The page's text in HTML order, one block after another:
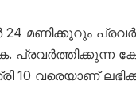
മണിക്കൂറും
10 വരെയാണ്